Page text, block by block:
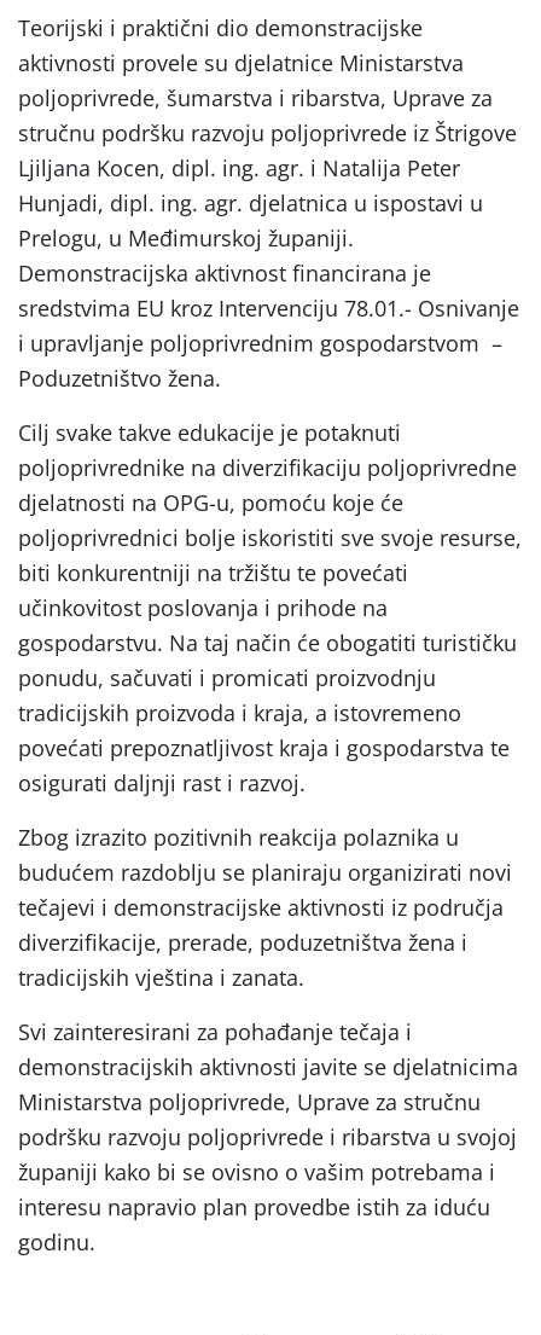
Teorijski i praktični dio demonstracijske
aktivnosti provele su djelatnice Ministarstva
poljoprivrede, šumarstva i ribarstva, Uprave za
stručnu podršku razvoju poljoprivrede iz Štrigove
Ljiljana Kocen, dipl. ing. agr. i Natalija Peter
Hunjadi, dipl. ing. agr. djelatnica u ispostavi u
Prelogu, u Međimurskoj županiji.
Demonstracijska aktivnost financirana je
sredstvima EU kroz Intervenciju 78.01.- Osnivanje
i upravljanje poljoprivrednim gospodarstvom –
Poduzetništvo žena.
Cilj svake takve edukacije je potaknuti
poljoprivrednike na diverzifikaciju poljoprivredne
djelatnosti na OPG-u, pomoću koje će
poljoprivrednici bolje iskoristiti sve svoje resurse,
biti konkurentniji na tržištu te povećati
učinkovitost poslovanja i prihode na
gospodarstvu. Na taj način će obogatiti turističku
ponudu, sačuvati i promicati proizvodnju
tradicijskih proizvoda i kraja, a istovremeno
povećati prepoznatljivost kraja i gospodarstva te
osigurati daljnji rast i razvoj.
Zbog izrazito pozitivnih reakcija polaznika u
budućem razdoblju se planiraju organizirati novi
tečajevi i demonstracijske aktivnosti iz područja
diverzifikacije, prerade, poduzetništva žena i
tradicijskih vještina i zanata.
Svi zainteresirani za pohađanje tečaja i
demonstracijskih aktivnosti javite se djelatnicima
Ministarstva poljoprivrede, Uprave za stručnu
podršku razvoju poljoprivrede i ribarstva u svojoj
županiji kako bi se ovisno o vašim potrebama i
interesu napravio plan provedbe istih za iduću
godinu.